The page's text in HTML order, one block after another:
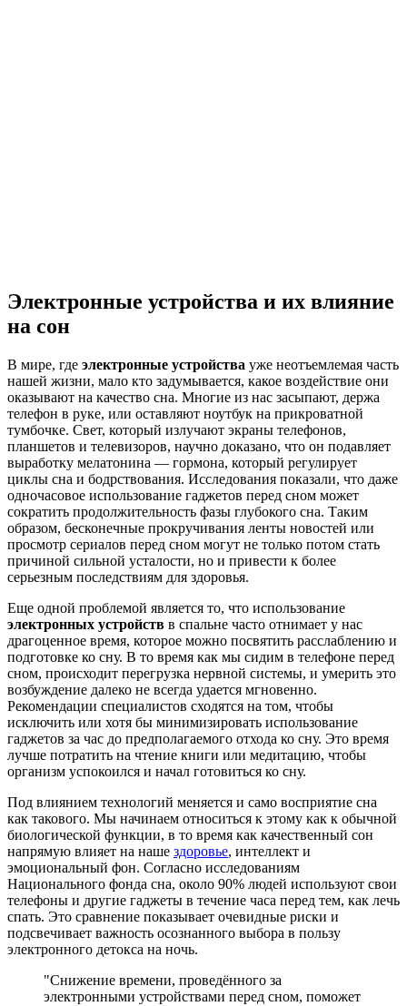
Электронные устройства и их влияние
на сон
В мире, где электронные устройства уже неотъемлемая часть
нашей жизни, мало кто задумывается, какое воздействие они
оказывают на качество сна. Многие из нас засыпают, держа
телефон в руке, или оставляют ноутбук на прикроватной
тумбочке. Свет, который излучают экраны телефонов,
планшетов и телевизоров, научно доказано, что он подавляет
выработку мелатонина — гормона, который регулирует
циклы сна и бодрствования. Исследования показали, что даже
одночасовое использование гаджетов перед сном может
сократить продолжительность фазы глубокого сна. Таким
образом, бесконечные прокручивания ленты новостей или
просмотр сериалов перед сном могут не только потом стать
причиной сильной усталости, но и привести к более
серьезным последствиям для здоровья.
Еще одной проблемой является то, что использование
электронных устройств в спальне часто отнимает у нас
драгоценное время, которое можно посвятить расслаблению и
подготовке ко сну. В то время как мы сидим в телефоне перед
сном, происходит перегрузка нервной системы, и умерить это
возбуждение далеко не всегда удается мгновенно.
Рекомендации специалистов сходятся на том, чтобы
исключить или хотя бы минимизировать использование
гаджетов за час до предполагаемого отхода ко сну. Это время
лучше потратить на чтение книги или медитацию, чтобы
организм успокоился и начал готовиться ко сну.
Под влиянием технологий меняется и само восприятие сна
как такового. Мы начинаем относиться к этому как к обычной
биологической функции, в то время как качественный сон
напрямую влияет на наше здоровье, интеллект и
эмоциональный фон. Согласно исследованиям
Национального фонда сна, около 90% людей используют свои
телефоны и другие гаджеты в течение часа перед тем, как лечь
спать. Это сравнение показывает очевидные риски и
подсвечивает важность осознанного выбора в пользу
электронного детокса на ночь.
"Снижение времени, проведённого за
электронными устройствами перед сном, поможет